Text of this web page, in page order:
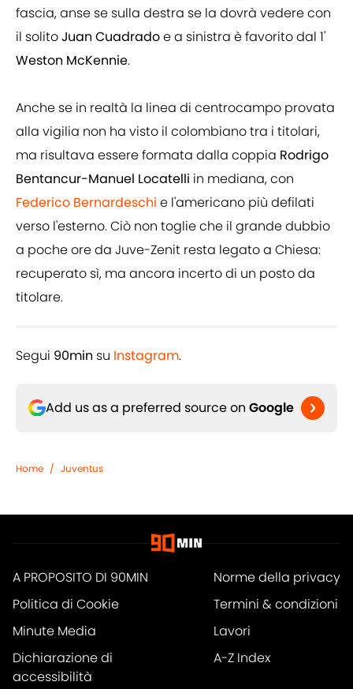
fascia, anse se sulla destra se la dovrà vedere con
il solitoJuan Cuadradoe a sinistra è favorito dal 1'
Weston McKennie.
Anche se in realtà la linea di centrocampo provata
alla vigilia non ha visto il colombiano tra i titolari,
ma risultava essere formata dalla coppia Rodrigo
Bentancur-Manuel Locatelli in mediana, con
Federico Bernardeschi e l'americano più defilati
verso l'esterno. Ciò non toglie che il grande dubbio
a poche ore da Juve-Zenit resta legato a Chiesa:
recuperato sì, ma ancora incerto di un posto da
titolare.
Segui 90min su Instagram.
Add us as a preferred source on Google
Home / Juventus
A PROPOSITO DI 90MIN
Norme della privacy
Politica di Cookie
Termini & condizioni
Minute Media
Lavori
Dichiarazione di
accessibilità
A-Z Index